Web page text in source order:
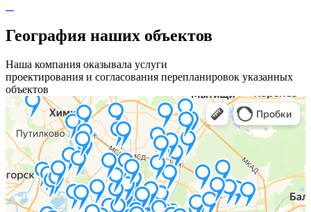
География наших объектов
Наша компания оказывала услуги
проектирования и согласования перепланировок указанных
объектов